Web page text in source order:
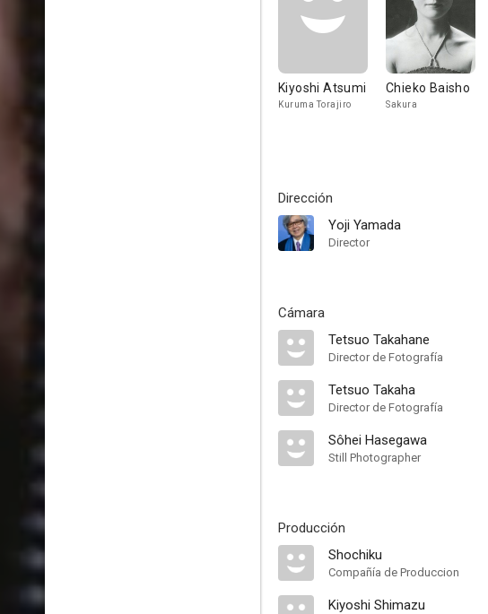
Kiyoshi Atsumi
Kuruma Torajiro
Chieko Baisho
Sakura
Dirección
Yoji Yamada
Director
Cámara
Tetsuo Takahane
Director de Fotografía
Tetsuo Takaha
Director de Fotografía
Sôhei Hasegawa
Still Photographer
Producción
Shochiku
Compañía de Produccion
Kiyoshi Shimazu